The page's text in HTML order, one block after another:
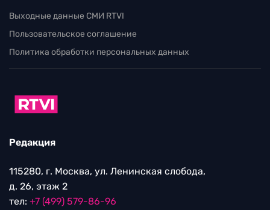
Выходные данные СМИ RTVI
Пользовательское соглашение
Политика обработки персональных данных
Редакция
115280, г. Москва, ул. Ленинская слобода,
д. 26, этаж 2
тел: +7 (499) 579-86-96